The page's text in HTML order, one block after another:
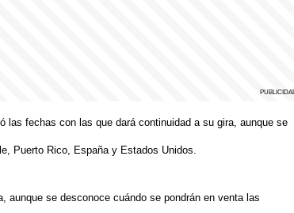
las fechas con las que dará continuidad a su gira, aunque se
Puerto Rico, España y Estados Unidos.
aunque se desconoce cuándo se pondrán en venta las